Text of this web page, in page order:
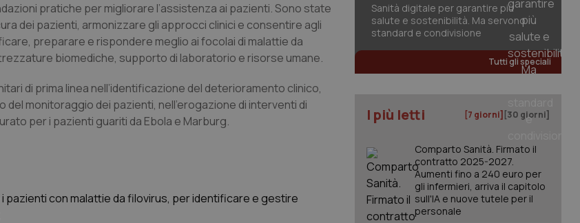
pratiche per migliorare l’assistenza ai pazienti. Sono state
dei pazienti, armonizzare gli approcci clinici e consentire agli
preparare e rispondere meglio ai focolai di malattie da
biomediche, supporto di laboratorio e risorse umane.
di prima linea nell’identificazione del deterioramento clinico,
monitoraggio dei pazienti, nell’erogazione di interventi di
per i pazienti guariti da Ebola e Marburg.
pazienti con malattie da filovirus, per identificare e gestire
Sanità digitale per garantire più
salute e sostenibilità. Ma servono
standard e condivisione
Tutti gli speciali
I più letti [7 giorni] [30 giorni]
Comparto Sanità. Firmato il
contratto 2025-2027.
Aumenti fino a 240 euro per
gli infermieri, arriva il capitolo
sull'IA e nuove tutele per il
personale